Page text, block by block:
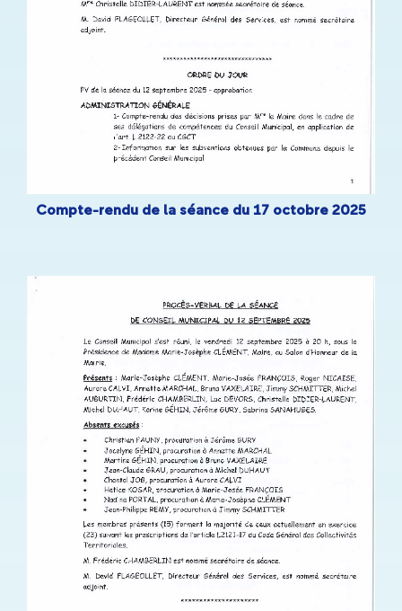
Compte-rendu de la séance du 17 octobre 2025